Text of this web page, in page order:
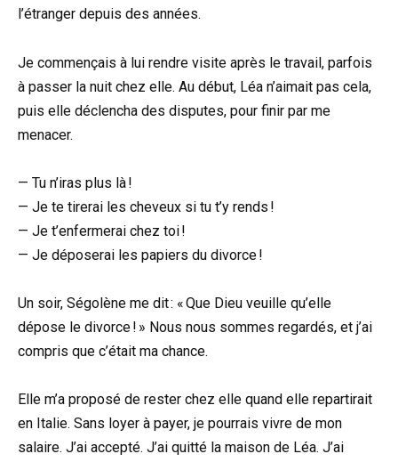
l’étranger depuis des années.
Je commençais à lui rendre visite après le travail, parfois
à passer la nuit chez elle. Au début, Léa n’aimait pas cela,
puis elle déclencha des disputes, pour finir par me
menacer.
— Tu n’iras plus là !
— Je te tirerai les cheveux si tu t’y rends !
— Je t’enfermerai chez toi !
— Je déposerai les papiers du divorce !
Un soir, Ségolène me dit : « Que Dieu veuille qu’elle
dépose le divorce ! » Nous nous sommes regardés, et j’ai
compris que c’était ma chance.
Elle m’a proposé de rester chez elle quand elle repartirait
en Italie. Sans loyer à payer, je pourrais vivre de mon
salaire. J’ai accepté. J’ai quitté la maison de Léa. J’ai